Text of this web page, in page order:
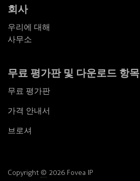
회사
우리에 대해
사무소
무료 평가판 및 다운로드 항목
무료 평가판
가격 안내서
브로셔
Copyright © 2026 Fovea IP